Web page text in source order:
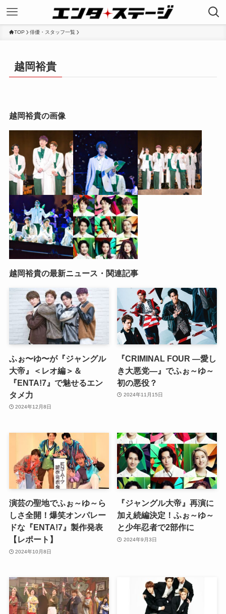
TOP 俳優・スタッフ一覧
越岡裕貴
越岡裕貴の画像
越岡裕貴の最新ニュース・関連記事
ふぉ〜ゆ〜が『ジャングル
大帝』＜レオ編＞＆
『ENTA!7』で魅せるエン
タメ力
2024年12月8日
『CRIMINAL FOUR ―愛し
き大悪党―』でふぉ～ゆ～
初の悪役？
2024年11月15日
演芸の聖地でふぉ～ゆ～ら
しさ全開！爆笑オンパレー
ドな『ENTA!7』製作発表
【レポート】
2024年10月8日
『ジャングル大帝』再演に
加え続編決定！ふぉ～ゆ～
と少年忍者で2部作に
2024年9月3日